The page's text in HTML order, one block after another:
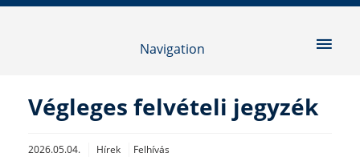
Navigation
Végleges felvételi jegyzék
2026.05.04. Hírek Felhívás